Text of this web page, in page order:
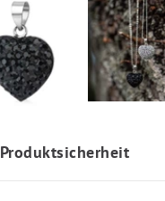
Produktsicherheit